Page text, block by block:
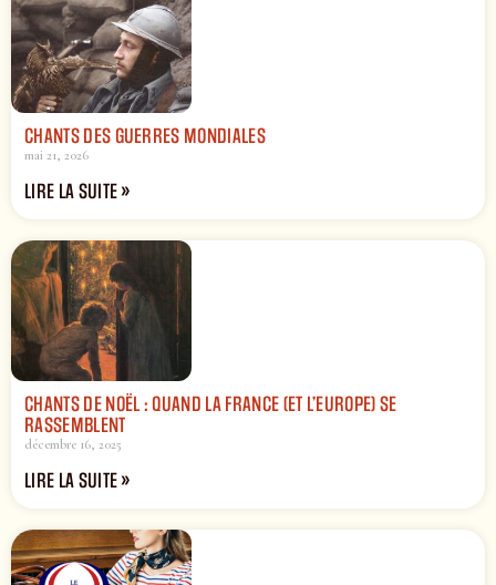
CHANTS DES GUERRES MONDIALES
mai 21, 2026
LIRE LA SUITE »
CHANTS DE NOËL : QUAND LA FRANCE (ET L’EUROPE) SE
RASSEMBLENT
décembre 16, 2025
LIRE LA SUITE »